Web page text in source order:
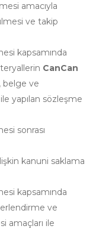
amacıyla
ve takip
kapsamında
CanCan
belge ve
ile yapılan sözleşme
sonrası
kanuni saklama
kapsamında
ve
amaçları ile